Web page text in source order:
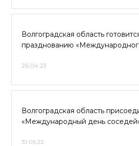
Волгоградская область
празднованию
26.04.23
Волгоградская область
«Международный день
31.05.22